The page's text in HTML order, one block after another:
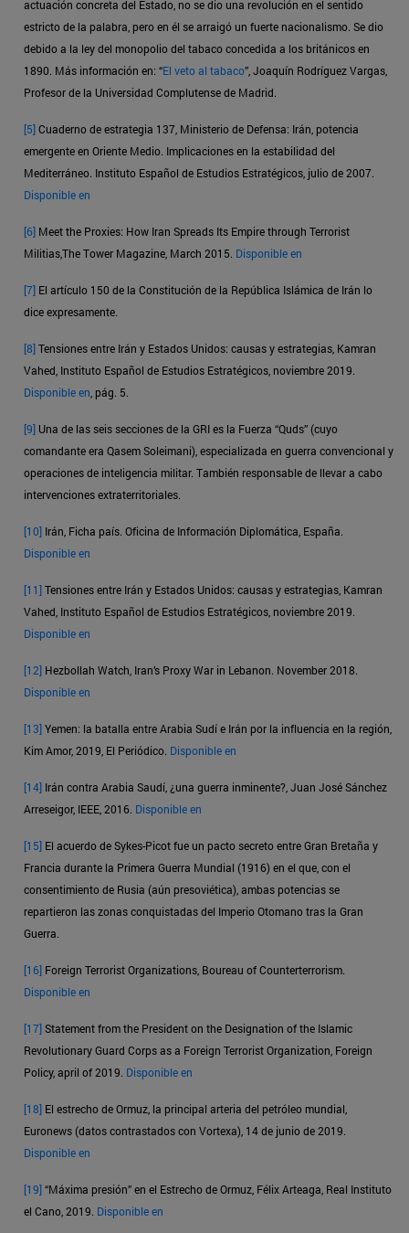
actuación concreta del Estado, no se dio una revolución en el sentido
estricto de la palabra, pero en él se arraigó un fuerte nacionalismo. Se dio
debido a la ley del monopolio del tabaco concedida a los británicos en
1890. Más información en: “El veto al tabaco”, Joaquín Rodríguez Vargas,
Profesor de la Universidad Complutense de Madrid.
[5]Cuaderno de estrategia 137, Ministerio de Defensa: Irán, potencia
emergente en Oriente Medio. Implicaciones en la estabilidad del
Mediterráneo. Instituto Español de Estudios Estratégicos, julio de 2007.
Disponible en
[6] Meet the Proxies: How Iran Spreads Its Empire through Terrorist
Militias,The Tower Magazine, March 2015. Disponible en
[7] El artículo 150 de la Constitución de la República Islámica de Irán lo
dice expresamente.
[8]Tensiones entre Irán y Estados Unidos: causas y estrategias, Kamran
Vahed, Instituto Español de Estudios Estratégicos, noviembre 2019.
Disponible en , pág. 5.
[9] Una de las seis secciones de la GRI es la Fuerza “Quds” (cuyo
comandante era Qasem Soleimani), especializada en guerra convencional y
operaciones de inteligencia militar. También responsable de llevar a cabo
intervenciones extraterritoriales.
[10] Irán, Ficha país. Oficina de Información Diplomática, España.
Disponible en
[11]Tensiones entre Irán y Estados Unidos: causas y estrategias, Kamran
Vahed, Instituto Español de Estudios Estratégicos, noviembre 2019.
Disponible en
[12] Hezbollah Watch, Iran’s Proxy War in Lebanon. November 2018.
Disponible en
[13]Yemen: la batalla entre Arabia Sudí e Irán por la influencia en la región,
Kim Amor, 2019, El Periódico. Disponible en
[14] Irán contra Arabia Saudí, ¿una guerra inminente?, Juan José Sánchez
Arreseigor, IEEE, 2016. Disponible en
[15] El acuerdo de Sykes-Picot fue un pacto secreto entre Gran Bretaña y
Francia durante la Primera Guerra Mundial (1916) en el que, con el
consentimiento de Rusia (aún presoviética), ambas potencias se
repartieron las zonas conquistadas del Imperio Otomano tras la Gran
Guerra.
[16] Foreign Terrorist Organizations, Boureau of Counterterrorism.
Disponible en
[17]Statement from the President on the Designation of the Islamic
Revolutionary Guard Corps as a Foreign Terrorist Organization, Foreign
Policy, april of 2019. Disponible en
[18] El estrecho de Ormuz, la principal arteria del petróleo mundial,
Euronews (datos contrastados con Vortexa), 14 de junio de 2019.
Disponible en
[19]“Máxima presión” en el Estrecho de Ormuz, Félix Arteaga, Real Instituto
el Cano, 2019. Disponible en